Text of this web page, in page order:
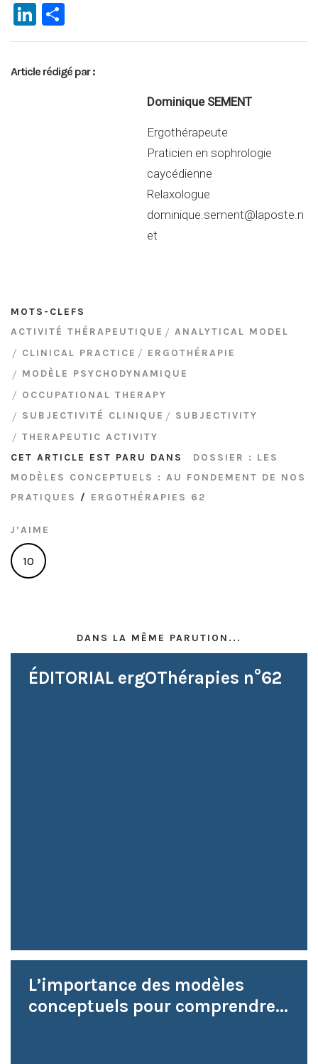
Li
n
ke
dI
ar
ta
g
Article rédigé par :
Dominique SEMENT
Ergothérapeute
Praticien en sophrologie
caycédienne
Relaxologue
dominique.sement@laposte.n
et
MOTS-CLEFS
ACTIVITÉ THÉRAPEUTIQUE
ANALYTICAL MODEL
CLINICAL PRACTICE
ERGOTHÉRAPIE
MODÈLE PSYCHODYNAMIQUE
OCCUPATIONAL THERAPY
SUBJECTIVITÉ CLINIQUE
SUBJECTIVITY
THERAPEUTIC ACTIVITY
CET ARTICLE EST PARU DANS
DOSSIER : LES
MODÈLES CONCEPTUELS : AU FONDEMENT DE NOS
PRATIQUES / ERGOTHÉRAPIES 62
J’AIME
10
DANS LA MÊME PARUTION...
ÉDITORIAL ergOThérapies n°62
L’importance des modèles
conceptuels pour comprendre...